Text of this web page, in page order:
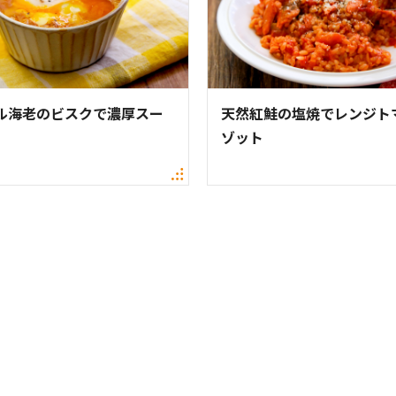
海老のビスクで濃厚スー
天然紅鮭の塩焼でレンジト
ゾット